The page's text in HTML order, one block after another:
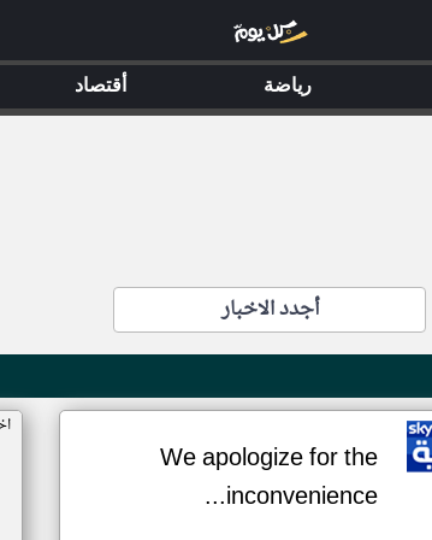
أجدد الاخبار
We apologize for the
inconvenience...
رياضة أقتصاد